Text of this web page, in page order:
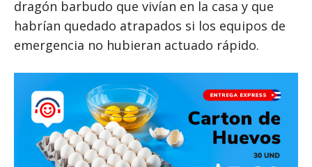
dragón barbudo que vivían en la casa y que
habrían quedado atrapados si los equipos de
emergencia no hubieran actuado rápido.